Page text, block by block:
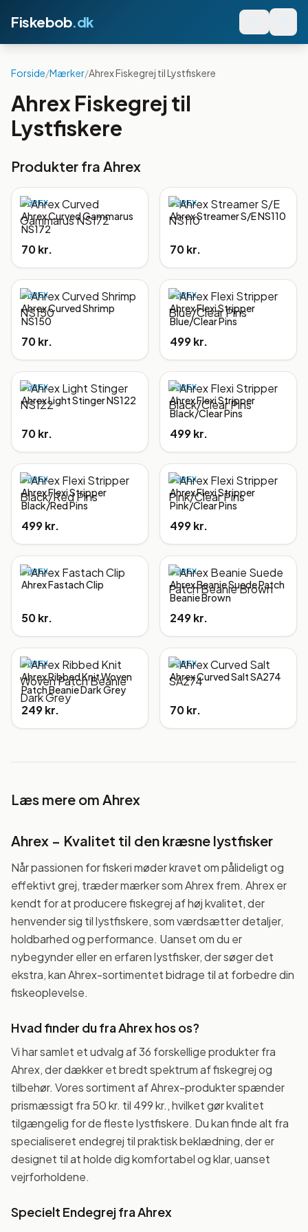
Fiskebob.dk
Forside/Mærker/Ahrex Fiskegrej til Lystfiskere
Ahrex Fiskegrej til
Lystfiskere
Produkter fra Ahrex
AHREX
Ahrex Curved Gammarus
NS172
70 kr.
AHREX
Ahrex Streamer S/E NS110
70 kr.
AHREX
Ahrex Curved Shrimp
NS150
70 kr.
AHREX
Ahrex Flexi Stripper
Blue/Clear Pins
499 kr.
AHREX
Ahrex Light Stinger NS122
70 kr.
AHREX
Ahrex Flexi Stripper
Black/Clear Pins
499 kr.
AHREX
Ahrex Flexi Stripper
Black/Red Pins
499 kr.
AHREX
Ahrex Flexi Stripper
Pink/Clear Pins
499 kr.
AHREX
Ahrex Fastach Clip
50 kr.
AHREX
Ahrex Beanie Suede Patch
Beanie Brown
249 kr.
AHREX
Ahrex Ribbed Knit Woven
Patch Beanie Dark Grey
249 kr.
AHREX
Ahrex Curved Salt SA274
70 kr.
Læs mere om Ahrex
Ahrex – Kvalitet til den kræsne lystfisker
Når passionen for fiskeri møder kravet om pålideligt og
effektivt grej, træder mærker som Ahrex frem. Ahrex er
kendt for at producere fiskegrej af høj kvalitet, der
henvender sig til lystfiskere, som værdsætter detaljer,
holdbarhed og performance. Uanset om du er
nybegynder eller en erfaren lystfisker, der søger det
ekstra, kan Ahrex-sortimentet bidrage til at forbedre din
fiskeoplevelse.
Hvad finder du fra Ahrex hos os?
Vi har samlet et udvalg af 36 forskellige produkter fra
Ahrex, der dækker et bredt spektrum af fiskegrej og
tilbehør. Vores sortiment af Ahrex-produkter spænder
prismæssigt fra 50 kr. til 499 kr., hvilket gør kvalitet
tilgængelig for de fleste lystfiskere. Du kan finde alt fra
specialiseret endegrej til praktisk beklædning, der er
designet til at holde dig komfortabel og klar, uanset
vejrforholdene.
Specielt Endegrej fra Ahrex